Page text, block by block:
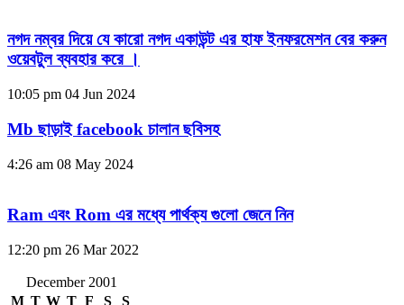
নগদ নম্বর দিয়ে যে কারো নগদ একাউন্ট এর হাফ ইনফরমেশন বের করুন
ওয়েবটুল ব্যবহার করে ।
10:05 pm 04 Jun 2024
Mb ছাড়াই facebook চালান ছবিসহ
4:26 am 08 May 2024
Ram এবং Rom এর মধ্যে পার্থক্য গুলো জেনে নিন
12:20 pm 26 Mar 2022
December 2001
M T W T F S
S